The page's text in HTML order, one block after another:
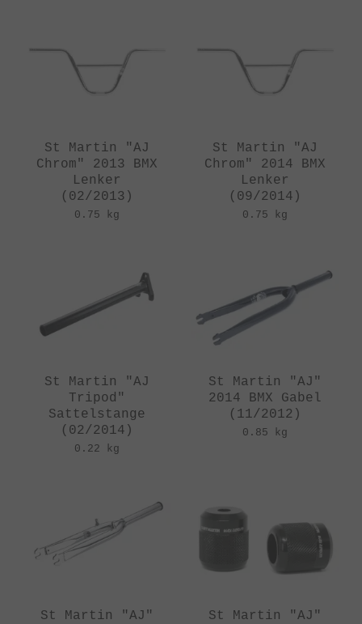
St Martin "AJ
Chrom" 2013 BMX
Lenker
(02/2013)
0.75 kg
St Martin "AJ
Chrom" 2014 BMX
Lenker
(09/2014)
0.75 kg
St Martin "AJ
Tripod"
Sattelstange
(02/2014)
0.22 kg
St Martin "AJ"
2014 BMX Gabel
(11/2012)
0.85 kg
St Martin "AJ"
St Martin "AJ"